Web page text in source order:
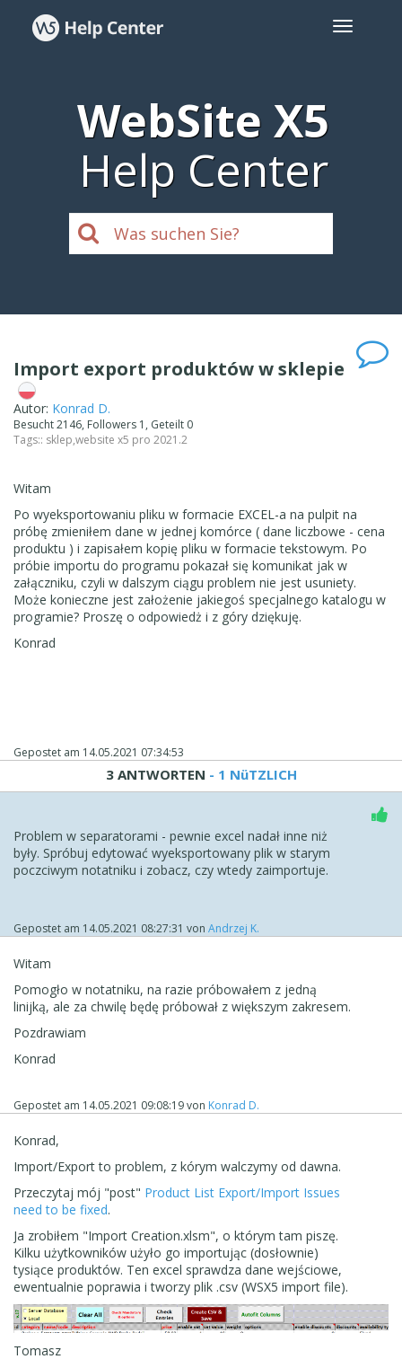
WebSite X5
Help Center
Import export produktów w sklepie
Autor: Konrad D.
Besucht 2146, Followers 1, Geteilt 0
Tags:: sklep,website x5 pro 2021.2
Witam
Po wyeksportowaniu pliku w formacie EXCEL-a na pulpit na
próbę zmieniłem dane w jednej komórce ( dane liczbowe - cena
produktu ) i zapisałem kopię pliku w formacie tekstowym. Po
próbie importu do programu pokazał się komunikat jak w
załączniku, czyli w dalszym ciągu problem nie jest usuniety.
Może konieczne jest założenie jakiegoś specjalnego katalogu w
programie? Proszę o odpowiedż i z góry dziękuję.
Konrad
Gepostet am 14.05.2021 07:34:53
3 ANTWORTEN - 1 NüTZLICH
Problem w separatorami - pewnie excel nadał inne niż
były. Spróbuj edytować wyeksportowany plik w starym
poczciwym notatniku i zobacz, czy wtedy zaimportuje.
Gepostet am 14.05.2021 08:27:31 von Andrzej K.
Witam
Pomogło w notatniku, na razie próbowałem z jedną
linijką, ale za chwilę będę próbował z większym zakresem.
Pozdrawiam
Konrad
Gepostet am 14.05.2021 09:08:19von Konrad D.
Konrad,
Import/Export to problem, z kórym walczymy od dawna.
Przeczytaj mój "post" Product List Export/Import Issues
need to be fixed.
Ja zrobiłem "Import Creation.xlsm", o którym tam piszę.
Kilku użytkowników użyło go importując (dosłownie)
tysiące produktów. Ten excel sprawdza dane wejściowe,
ewentualnie poprawia i tworzy plik .csv (WSX5 import file).
Tomasz